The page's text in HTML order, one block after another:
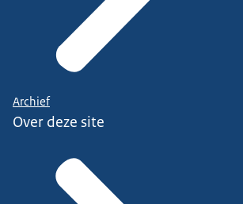
Archief
Over deze site